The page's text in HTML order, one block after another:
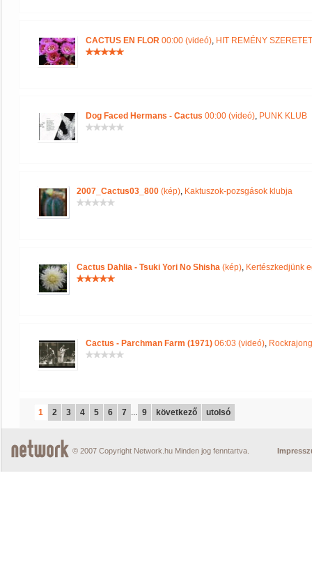
CACTUS EN FLOR 00:00 (videó), HIT REMÉNY SZERETET
Dog Faced Hermans - Cactus 00:00 (videó), PUNK KLUB
2007_Cactus03_800 (kép), Kaktuszok-pozsgások klubja
Cactus Dahlia - Tsuki Yori No Shisha (kép), Kertészkedjünk
Cactus - Parchman Farm (1971) 06:03 (videó),
1 2 3 4 5 6 7 ... 9 következő utolsó
© 2007 Copyright Network.hu Minden jog fenntartva.